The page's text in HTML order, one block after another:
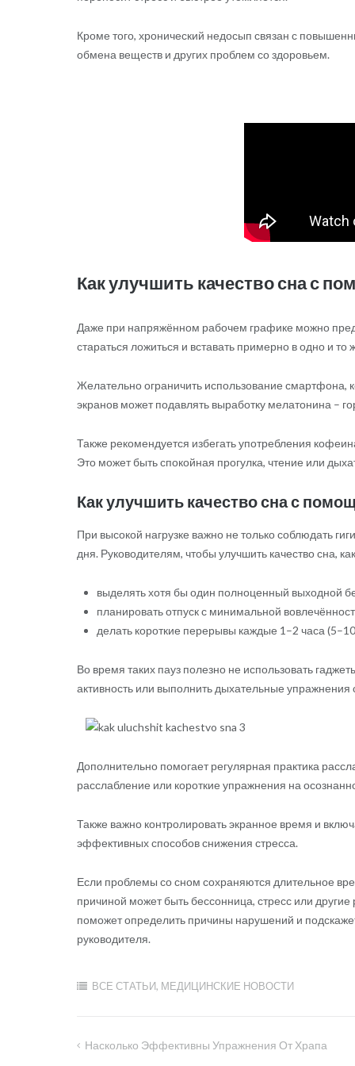
Кроме того, хронический недосып связан с
обмена веществ и других проблем со здоровьем.
Как улучшить качество сна с
Даже при напряжённом рабочем графике можно
стараться ложиться и вставать примерно в одно и
Желательно ограничить использование смартфона,
экранов может подавлять выработку мелатонина –
Также рекомендуется избегать употребления
Это может быть спокойная прогулка, чтение или
Как улучшить качество сна с
При высокой нагрузке важно не только соблюдать
дня. Руководителям, чтобы улучшить качество сна,
выделять хотя бы один полноценный выходной
планировать отпуск с минимальной
делать короткие перерывы каждые 1–2 часа
Во время таких пауз полезно не использовать
активность или выполнить дыхательные
Дополнительно помогает регулярная практика
расслабление или короткие упражнения на
Также важно контролировать экранное время и
эффективных способов снижения стресса.
Если проблемы со сном сохраняются длительное
причиной может быть бессонница, стресс или
поможет определить причины нарушений и
руководителя.
ВСЕ СТАТЬИ, МЕДИЦИНСКИЕ НОВОСТИ
Навигация
Насколько Эффективны Упражнения От Храпа